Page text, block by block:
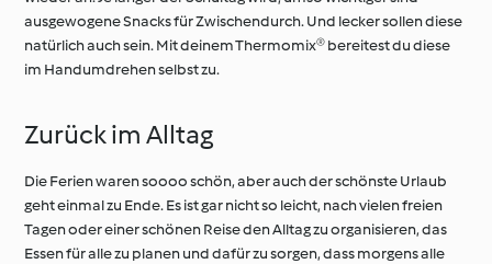
Besondere Anlässe
Unterwegs mit
ausgewogene Snacks für Zwischendurch. Und lecker sollen diese
natürlich auch sein. Mit deinem Thermomix® bereitest du diese
im Handumdrehen selbst zu.
Zurück im Alltag
Die Ferien waren soooo schön, aber auch der schönste Urlaub
geht einmal zu Ende. Es ist gar nicht so leicht, nach vielen freien
Tagen oder einer schönen Reise den Alltag zu organisieren, das
Essen für alle zu planen und dafür zu sorgen, dass morgens alle